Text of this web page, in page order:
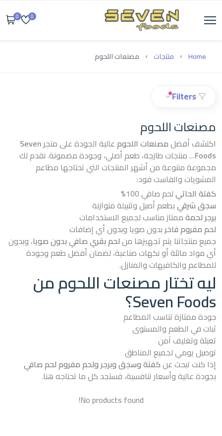
0
0
Home منتجات مصنعات اللحوم
Filters
مصنعات اللحوم
اكتشف أفضلمصنعات اللحومعالية الجودة على متجرSeven
Foods… منتجات طازجة، طعم أصلي، وجودة مضمونة. نقدم لك
مجموعة متنوعة من أشهر المنتجات التي تحتاجها مطاعم
المشويات والفاست فود:
كفتة الحاتيلحم صافي 100%
سجق شرقيبطعم أصيل وتتبيلة متوازنة
برجر لحمةممتاز مناسب لجميع الاستخدامات
لحم مفروم فاخربدون صويا وبدون أي إضافات
جميع منتجاتنا يتم تجهيزها منلحم بقري صافي بدون صويا، وبدون
أي مواد مالئة أو نكهات صناعية، لضمان أفضل طعم وجودة
للمطاعم والكافيهات والمنازل.
ليه تختار مصنعات اللحوم من
Seven Foods؟
جودة ممتازة تناسب المطاعم
ثبات في الطعم والمستوى
تعبئة وتغليف آمن
توصيل يومي لجميع المناطق
إذا كنت تبحث عنكفتة وسجق وبرجر ولحم مفروم لحم صافي
بجودة عالية وأسعار تنافسية، فستجد كل ما تحتاجه هنا.
No products found!